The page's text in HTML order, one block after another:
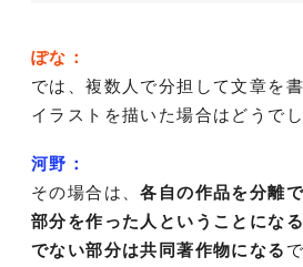
ぽな：
では、複数人で分担して文章を
イラストを描いた場合はどうでし
河野：
その場合は、各自の作品を分離
部分を作った人ということにな
でない部分は共同著作物になる